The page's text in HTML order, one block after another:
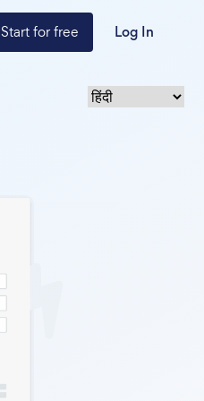
Start for free Log In